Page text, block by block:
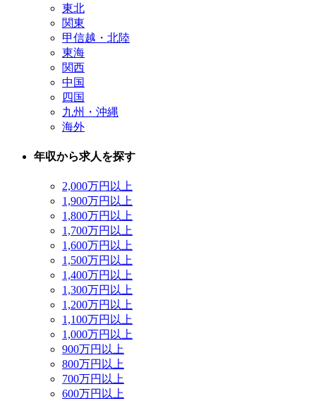
東北
関東
甲信越・北陸
東海
関西
中国
四国
九州・沖縄
海外
年収から求人を探す
2,000万円以上
1,900万円以上
1,800万円以上
1,700万円以上
1,600万円以上
1,500万円以上
1,400万円以上
1,300万円以上
1,200万円以上
1,100万円以上
1,000万円以上
900万円以上
800万円以上
700万円以上
600万円以上